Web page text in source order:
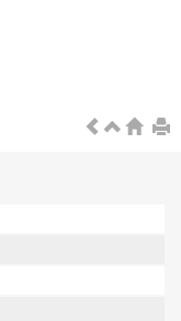
lub
zgody osoby
skargi do